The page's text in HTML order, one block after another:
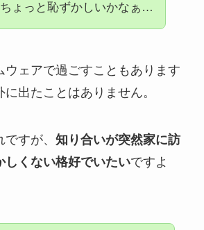
ょっと恥ずかしいかなぁ…
ウェアで過ごすこともあります
出たことはありません。
すが、 知り合いが突然家に訪
しくない格好でいたいですよ